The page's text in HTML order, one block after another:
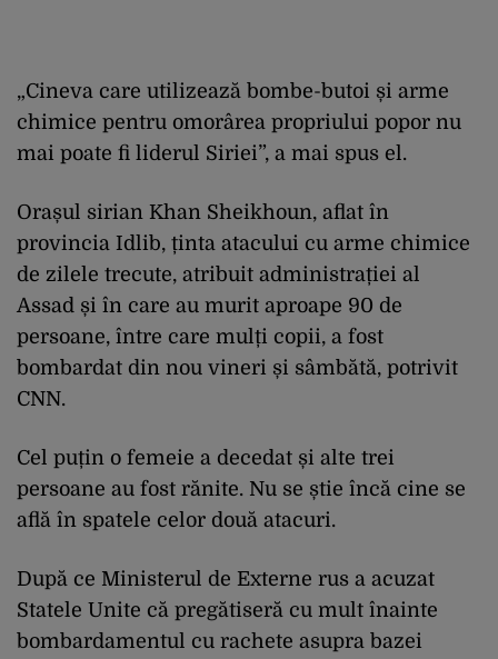
„Cineva care utilizează bombe-butoi și arme
chimice pentru omorârea propriului popor nu
mai poate fi liderul Siriei”, a mai spus el.
Orașul sirian Khan Sheikhoun, aflat în
provincia Idlib, ținta atacului cu arme chimice
de zilele trecute, atribuit administrației al
Assad și în care au murit aproape 90 de
persoane, între care mulți copii, a fost
bombardat din nou vineri și sâmbătă, potrivit
CNN.
Cel puțin o femeie a decedat și alte trei
persoane au fost rănite. Nu se știe încă cine se
află în spatele celor două atacuri.
După ce Ministerul de Externe rus a acuzat
Statele Unite că pregătiseră cu mult înainte
bombardamentul cu rachete asupra bazei